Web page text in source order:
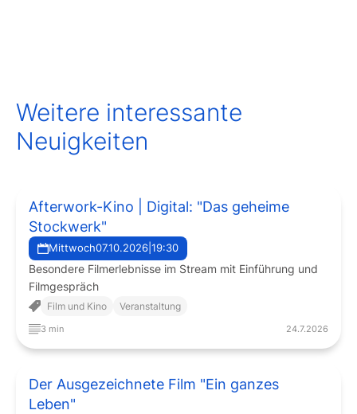
Weitere interessante
Neuigkeiten
Afterwork-Kino | Digital: "Das geheime
Stockwerk"
Mittwoch07.10.2026 |19:30
Besondere Filmerlebnisse im Stream mit Einführung und
Filmgespräch
Film und Kino Veranstaltung
3 min 24.7.2026
Der Ausgezeichnete Film "Ein ganzes
Leben"